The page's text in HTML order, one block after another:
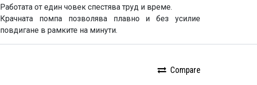
Работата от един човек спестява труд и време.
Крачната помпа позволява плавно и без усилие
повдигане в рамките на минути.
Compare